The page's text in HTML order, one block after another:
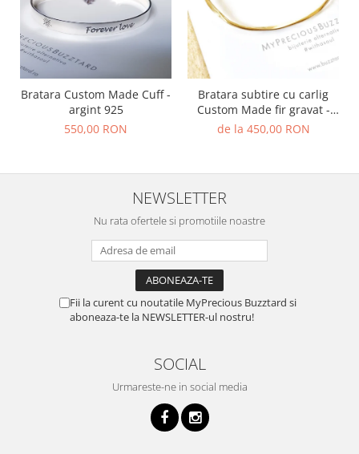
Bratara Custom Made Cuff -
argint 925
550,00 RON
Bratara subtire cu carlig
Custom Made fir gravat -
argint 925
de la 450,00 RON
NEWSLETTER
Nu rata ofertele si promotiile noastre
Fii la curent cu noutatile MyPrecious Buzztard si
aboneaza-te la NEWSLETTER-ul nostru!
SOCIAL
Urmareste-ne in social media